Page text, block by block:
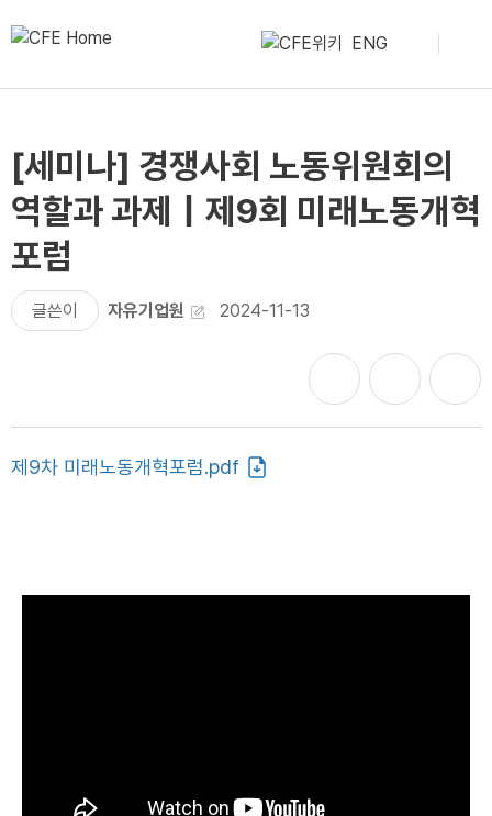
ENG
[세미나] 경쟁사회 노동위원회의
역할과 과제｜제9회 미래노동개혁
포럼
글쓴이 자유기업원 2024-11-13
제9차 미래노동개혁포럼.pdf